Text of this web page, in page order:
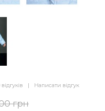
відгуків | Написати відгук
грн